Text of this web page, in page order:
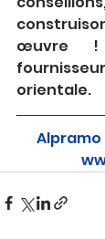
œuvre
orientale.
Alpramo